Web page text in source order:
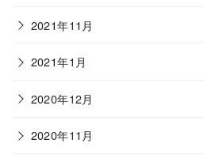
2021年11月
2021年1月
2020年12月
2020年11月